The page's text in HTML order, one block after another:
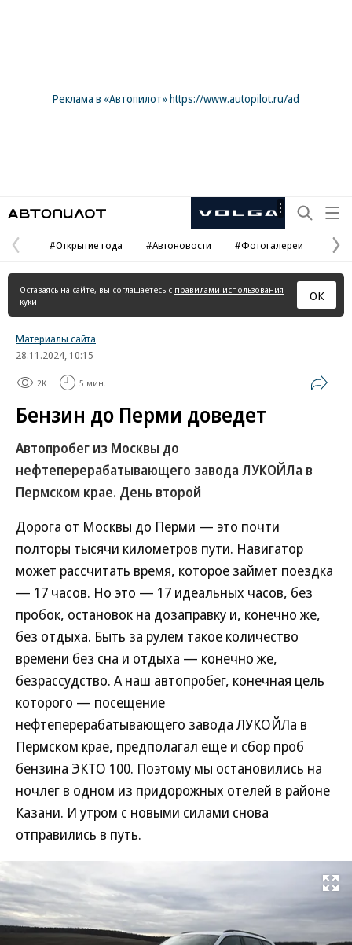
Реклама в «Автопилот» https://www.autopilot.ru/ad
Рекламная
Предыдущая
страница
#Открытие года #Автоновости #Фотогалереи
Оставаясь на сайте, вы соглашаетесь с правилами использования
куки
ОК
Материалы сайта
28.11.2024, 10:15
2K 5 мин.
Бензин до Перми доведет
Автопробег из Москвы до
нефтеперерабатывающего завода ЛУКОЙЛа в
Пермском крае. День второй
Дорога от Москвы до Перми — это почти
полторы тысячи километров пути. Навигатор
может рассчитать время, которое займет поездка
— 17 часов. Но это — 17 идеальных часов, без
пробок, остановок на дозаправку и, конечно же,
без отдыха. Быть за рулем такое количество
времени без сна и отдыха — конечно же,
безрассудство. А наш автопробег, конечная цель
которого — посещение
нефтеперерабатывающего завода ЛУКОЙЛа в
Пермском крае, предполагал еще и сбор проб
бензина ЭКТО 100. Поэтому мы остановились на
ночлег в одном из придорожных отелей в районе
Казани. И утром с новыми силами снова
отправились в путь.
Развернуть